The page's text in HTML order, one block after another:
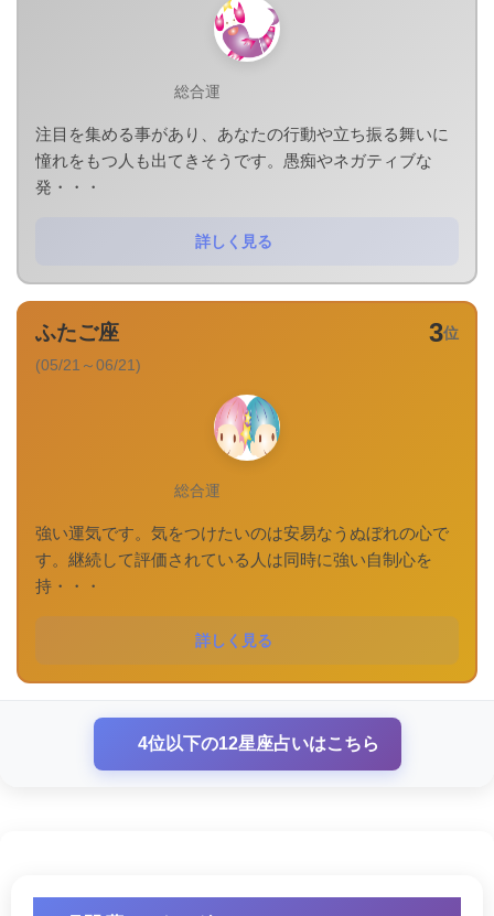
総合運
注目を集める事があり、あなたの行動や立ち振る舞いに
憧れをもつ人も出てきそうです。愚痴やネガティブな
発・・・
詳しく見る
3位
ふたご座
(05/21～06/21)
総合運
強い運気です。気をつけたいのは安易なうぬぼれの心で
す。継続して評価されている人は同時に強い自制心を
持・・・
詳しく見る
4位以下の12星座占いはこちら